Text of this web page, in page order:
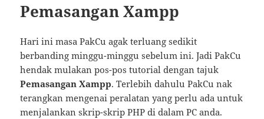
Pemasangan Xampp
Hari ini masa PakCu agak terluang sedikit
berbanding minggu-minggu sebelum ini. Jadi PakCu
hendak mulakan pos-pos tutorial dengan tajuk
Pemasangan Xampp. Terlebih dahulu PakCu nak
terangkan mengenai peralatan yang perlu ada untuk
menjalankan skrip-skrip PHP di dalam PC anda.